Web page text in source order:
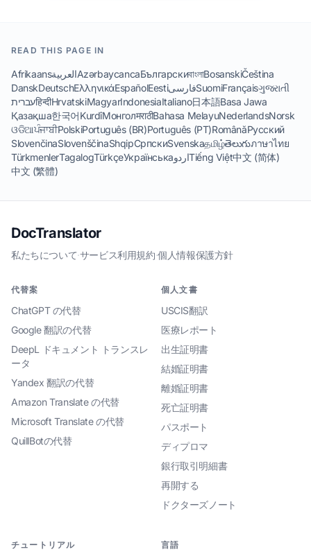
READ THIS PAGE IN
AfrikaansالعربيةAzərbaycancaБългарскиবাংলাBosanskiČeština
DanskDeutschΕλληνικάEspañolEestiفارسیSuomiFrançaisગુજરાતી
עבריתहिन्दीHrvatskiMagyarIndonesiaItaliano日本語Basa Jawa
Қазақша한국어KurdîМонголमराठीBahasa MelayuNederlandsNorsk
ଓଡିଆਪੰਜਾਬੀPolskiPortuguês (BR)Português (PT)RomânăРусский
SlovenčinaSlovenščinaShqipСрпскиSvenskaதமிழ்తెలుగుภาษาไทย
TürkmenlerTagalogTürkçeУкраїнськаاردوTiếng Việt中文 (简体)
中文 (繁體)
DocTranslator
私たちについて·サービス利用規約·個人情報保護方針
代替案
ChatGPT の代替
Google 翻訳の代替
DeepL ドキュメント トランスレ
ータ
Yandex 翻訳の代替
Amazon Translate の代替
Microsoft Translate の代替
QuillBotの代替
個人文書
USCIS翻訳
医療レポート
出生証明書
結婚証明書
離婚証明書
死亡証明書
パスポート
ディプロマ
銀行取引明細書
再開する
ドクターズノート
チュートリアル 言語